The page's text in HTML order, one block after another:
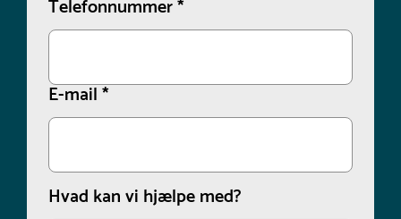
Telefonnummer*
E-mail*
Hvad kan vi hjælpe med?